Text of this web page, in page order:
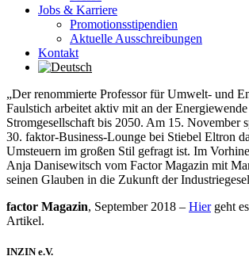
Jobs & Karriere
Promotionsstipendien
Aktuelle Ausschreibungen
Kontakt
„Der renommierte Professor für Umwelt- und
Faulstich arbeitet aktiv mit an der
Stromgesellschaft bis 2050. Am 15. November
30. faktor-Business-Lounge bei Stiebel Eltron
Umsteuern im großen Stil gefragt ist. Im
Anja Danisewitsch vom Factor Magazin mit
seinen Glauben in die Zukunft der
factor Magazin, September 2018 – Hiergeht
Artikel.
INZIN e.V.